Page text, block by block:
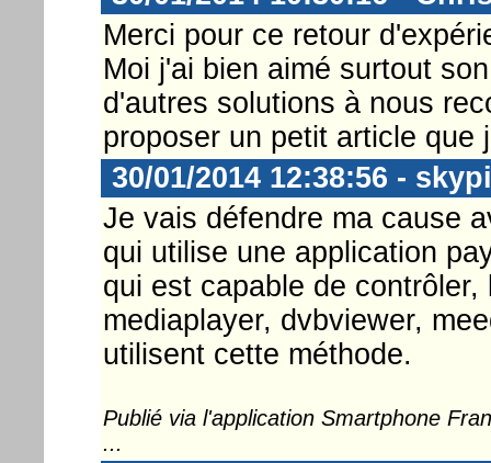
Merci pour ce retour
Moi j'ai bien aimé surtout
d'autres solutions à nous
proposer un petit article que
30/01/2014 12:38:56 -
Je vais défendre ma cause
qui utilise une application
qui est capable de
mediaplayer, dvbviewer,
utilisent cette méthode.
Publié via l'application Smartphone
...